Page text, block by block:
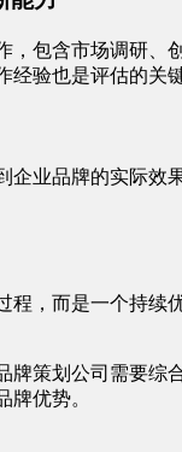
，包含市场调研、
经验也是评估的关键
企业品牌的实际效
程，而是一个持续
牌策划公司需要综
牌优势。